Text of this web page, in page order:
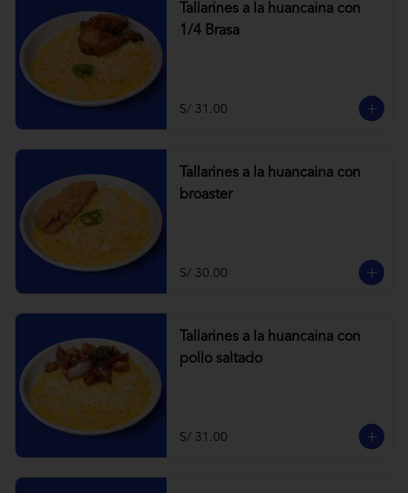
Tallarines a la huancaina con
1/4 Brasa
S/ 31.00
Tallarines a la huancaina con
broaster
S/ 30.00
Tallarines a la huancaina con
pollo saltado
S/ 31.00